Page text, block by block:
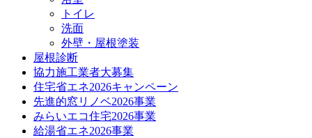
トイレ
洗面
外壁・屋根塗装
屋根診断
協力施工業者大募集
住宅省エネ2026キャンペーン
先進的窓リノベ2026事業
みらいエコ住宅2026事業
給湯省エネ2026事業